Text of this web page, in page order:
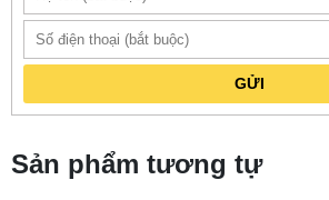
GỬI
Sản phẩm tương tự